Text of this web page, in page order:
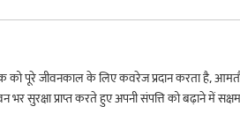
को पूरे जीवनकाल के लिए कवरेज प्रदान करता है,
भर सुरक्षा प्राप्त करते हुए अपनी संपत्ति को